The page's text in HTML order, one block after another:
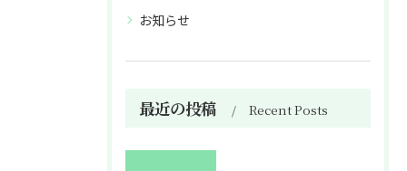
お知らせ
最近の投稿 Recent Posts